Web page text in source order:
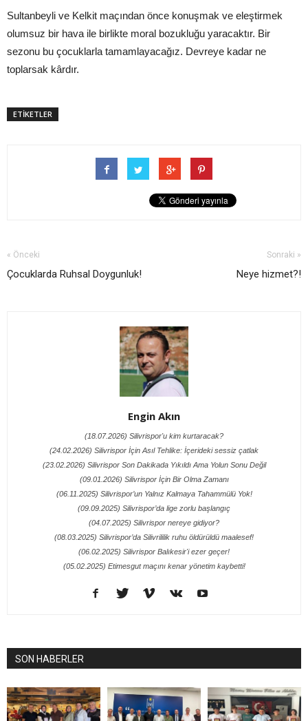
Sultanbeyli ve Kelkit maçından önce konuşmak ve eleştirmek
olumsuz bir hava ile birlikte moral bozukluğu yaracaktır. Bir
sezonu bu çocuklarla tamamlayacağız. Devreye kadar ne
toplarsak kârdır.
ETİKETLER
« Önceki
Çocuklarda Ruhsal Doygunluk!
Sonraki »
Neye hizmet?!
Engin Akın
(18.07.2026) Silivrispor'u kim kurtaracak?
(24.02.2026) Silivrispor İçin Asıl Tehlike: İçerideki sessiz çatlak
(23.02.2026) Silivrispor Son Dakikada Yıkıldı Ama Yolun Sonu Değil
(09.01.2026) Silivrispor İçin Bir Olma Zamanı
(06.11.2025) Silivrispor’un Yalnız Kalmaya Tahammülü Yok!
(09.09.2025) Silivrispor’da lige zorlu başlangıç
(04.07.2025) Silivrispor nereye gidiyor?
(08.03.2025) Silivrispor’da Silivrililik ruhu öldürüldü maalesef!
(06.02.2025) Silivrispor Balıkesir'i ezer geçer!
(05.02.2025) Etimesgut maçını kenar yönetim kaybetti!
SON HABERLER